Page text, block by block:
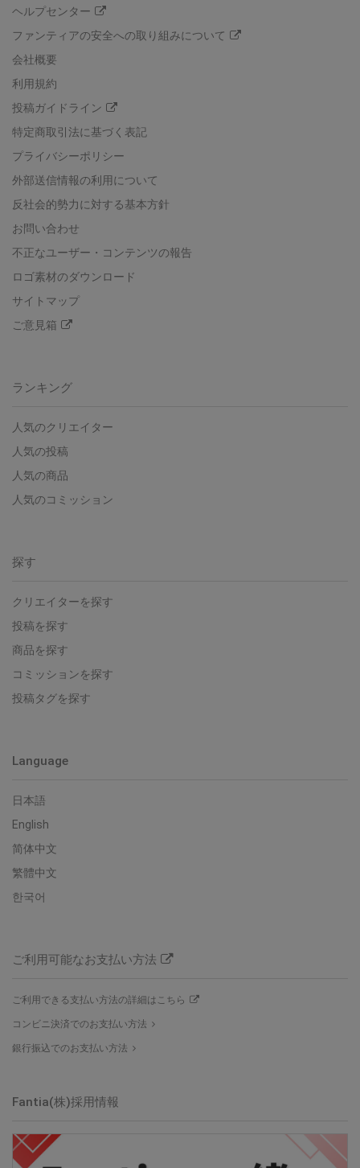
ヘルプセンター
ファンティアの安全への取り組みについて
会社概要
利用規約
投稿ガイドライン
特定商取引法に基づく表記
プライバシーポリシー
外部送信情報の利用について
反社会的勢力に対する基本方針
お問い合わせ
不正なユーザー・コンテンツの報告
ロゴ素材のダウンロード
サイトマップ
ご意見箱
ランキング
人気のクリエイター
人気の投稿
人気の商品
人気のコミッション
探す
クリエイターを探す
投稿を探す
商品を探す
コミッションを探す
投稿タグを探す
Language
日本語
English
简体中文
繁體中文
한국어
ご利用可能なお支払い方法
ご利用できる支払い方法の詳細はこちら
コンビニ決済でのお支払い方法
銀行振込でのお支払い方法
Fantia(株)採用情報